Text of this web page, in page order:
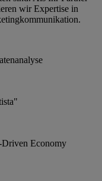
wir Expertise in
Driven Economy